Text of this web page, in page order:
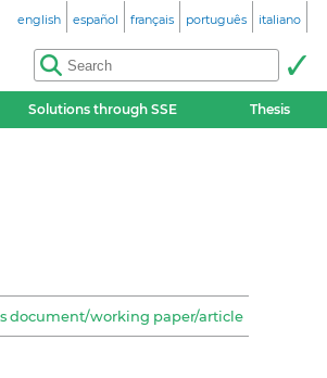
english español français português italiano
Solutions through SSE Thesis
document/working paper/article